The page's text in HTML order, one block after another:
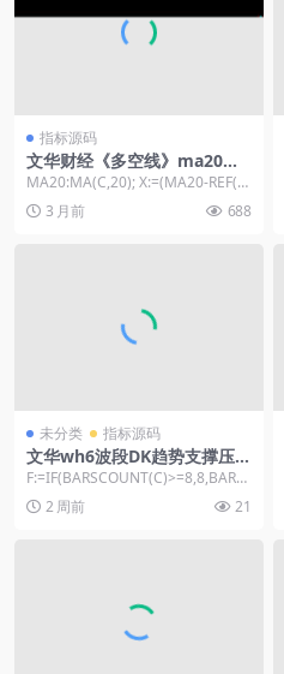
指标源码
文华财经《多空线》ma20波
段趋势转折主图
MA20:MA(C,20); X:=(MA20-REF(M
A20,1)); UP...
3 月前 688
未分类 指标源码
文华wh6波段DK趋势支撑压力
主图公式源码
F:=IF(BARSCOUNT(C)>=8,8,BARS
COUNT(C))...
2 周前 21